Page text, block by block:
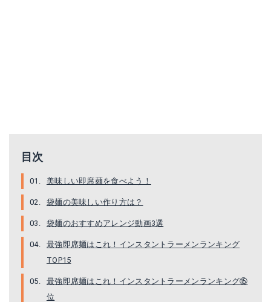
目次
美味しい即席麺を食べよう！
袋麺の美味しい作り方は？
袋麺のおすすめアレンジ動画3選
最強即席麺はこれ！インスタントラーメンランキング
TOP15
最強即席麺はこれ！インスタントラーメンランキング⑮
位
Amazonで詳細を見る
楽天で詳細を見る